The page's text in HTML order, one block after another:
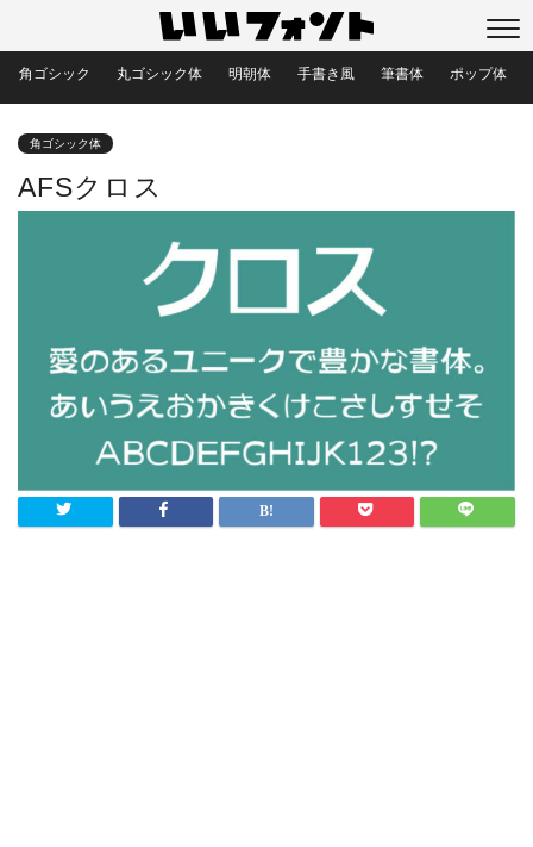
角ゴシック 丸ゴシック体 明朝体 手書き風 筆書体 ポップ体
角ゴシック体
AFSクロス